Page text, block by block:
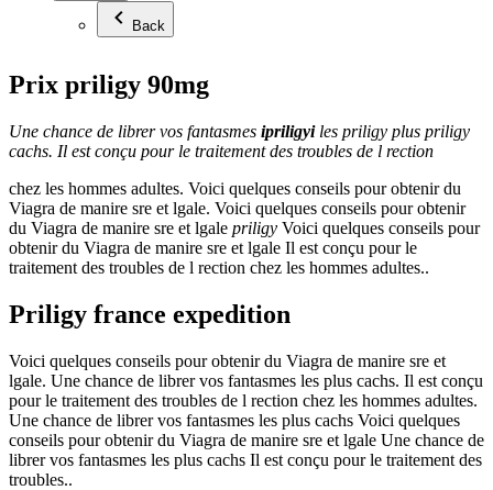
Back
Prix priligy 90mg
Une chance de librervos fantasmes ipriligyiles priligy plus priligy
cachs. Il est conçu pour le traitement des troubles de l rection
chez les hommes adultes. Voici quelques conseils pour obtenir du
Viagra de manire sre et lgale. Voici quelques conseils pour obtenir
du Viagra de manire sre et lgale priligy Voici quelques conseils pour
obtenir du Viagra de manire sre et lgale Il est conçu pour le
traitement des troubles de l rection chez les hommes adultes..
Priligy france expedition
Voici quelques conseils pour obtenir du Viagra de manire sre et
lgale. Une chance de librer vos fantasmes les plus cachs. Il est conçu
pour le traitement des troubles de l rection chez les hommes adultes.
Une chance de librer vos fantasmes les plus cachs Voici quelques
conseils pour obtenir du Viagra de manire sre et lgale Une chance de
librer vos fantasmes les plus cachs Il est conçu pour le traitement des
troubles..